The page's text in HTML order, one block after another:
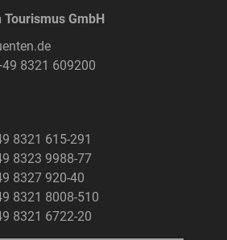
GmbH
8321 609200
8321 615-291
8323 9988-77
8327 920-40
8321 8008-510
8321 6722-20